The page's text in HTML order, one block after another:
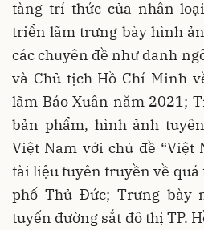
tàng trí thức của nhân
triển lãm trưng bày hình
các chuyên đề như danh
và Chủ tịch Hồ Chí Minh
lãm Báo Xuân năm 2021;
bản phẩm, hình ảnh
Việt Nam với chủ đề “Việt
tài liệu tuyên truyền về
phố Thủ Đức; Trưng bày
tuyến đường sắt đô thị TP.